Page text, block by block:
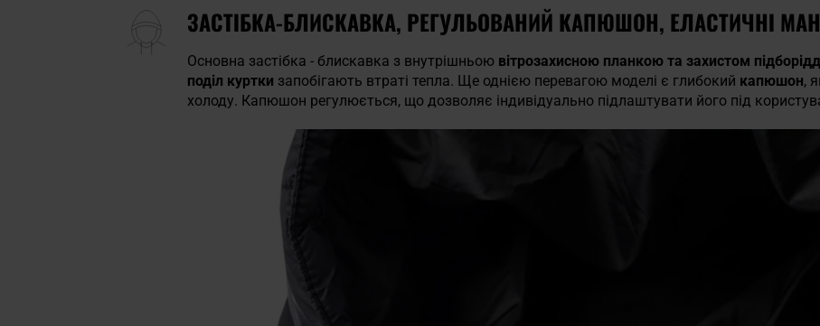
ЗАСТІБКА-БЛИСКАВКА, РЕГУЛЬОВАНИЙ КАПЮШОН, ЕЛАСТИЧНІ
Основна застібка - блискавка з внутрішньою вітрозахисною планкою та захистом
поділ куртки запобігають втраті тепла. Ще однією перевагою моделі є глибокий капюшон,
холоду. Капюшон регулюється, що дозволяє індивідуально підлаштувати його під